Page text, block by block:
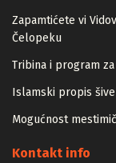
Zapamtićete vi
Čelopeku
Tribina i program za
Islamski propis
Mogućnost
Kontakt info